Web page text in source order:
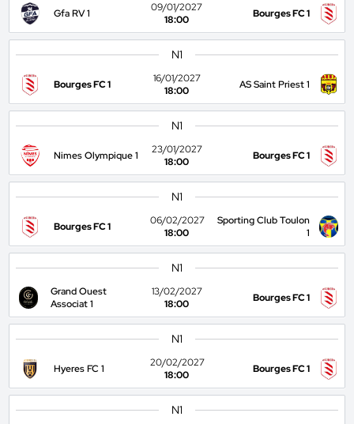
Gfa RV 1
09/01/2027
18:00
Bourges FC 1
N1
Bourges FC 1
16/01/2027
18:00
AS Saint Priest 1
N1
Nimes Olympique 1
23/01/2027
18:00
Bourges FC 1
N1
Bourges FC 1
06/02/2027
18:00
Sporting Club Toulon
1
N1
Grand Ouest
Associat 1
13/02/2027
18:00
Bourges FC 1
N1
Hyeres FC 1
20/02/2027
18:00
Bourges FC 1
N1